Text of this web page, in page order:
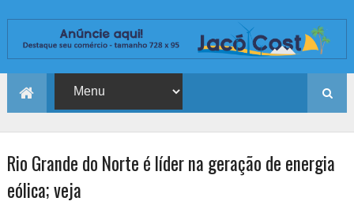
Rio Grande do Norte é líder na geração de energia
eólica; veja